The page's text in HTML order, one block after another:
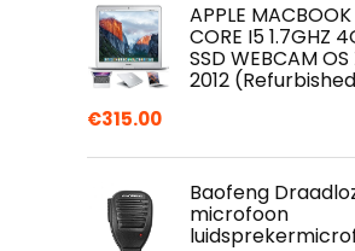
APPLE
CORE I5 1.7GHZ
SSD WEBCAM
2012
€315.00
Baofeng
microfoon